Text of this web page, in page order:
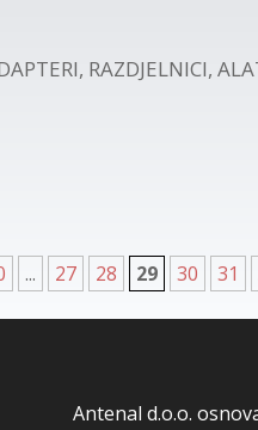
RAZDJELNICI,
... 27 28 29 30 31
Antenal d.o.o.